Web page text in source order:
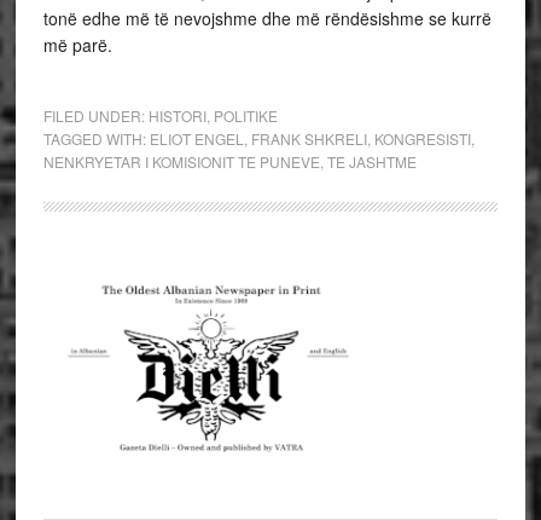
tonë edhe më të nevojshme dhe më rëndësishme se kurrë
më parë.
FILED UNDER: HISTORI, POLITIKE
TAGGED WITH: ELIOT ENGEL FRANK SHKRELI, KONGRESISTI,
NENKRYETAR I KOMISIONIT TE PUNEVE TE JASHTME